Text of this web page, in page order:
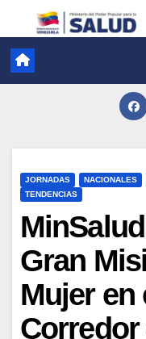
JORNADAS NACIONALES
TENDENCIAS
Gran
Mujer en
Corredor